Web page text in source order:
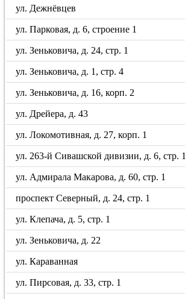
ул. Дежнёвцев
ул. Парковая, д. 6, строение 1
ул. Зеньковича, д. 24, стр. 1
ул. Зеньковича, д. 1, стр. 4
ул. Зеньковича, д. 16, корп. 2
ул. Дрейера, д. 43
ул. Локомотивная, д. 27, корп. 1
ул. 263-й Сивашской дивизии, д. 6, стр. 1
ул. Адмирала Макарова, д. 60, стр. 1
проспект Северный, д. 24, стр. 1
ул. Клепача, д. 5, стр. 1
ул. Зеньковича, д. 22
ул. Караванная
ул. Пирсовая, д. 33, стр. 1